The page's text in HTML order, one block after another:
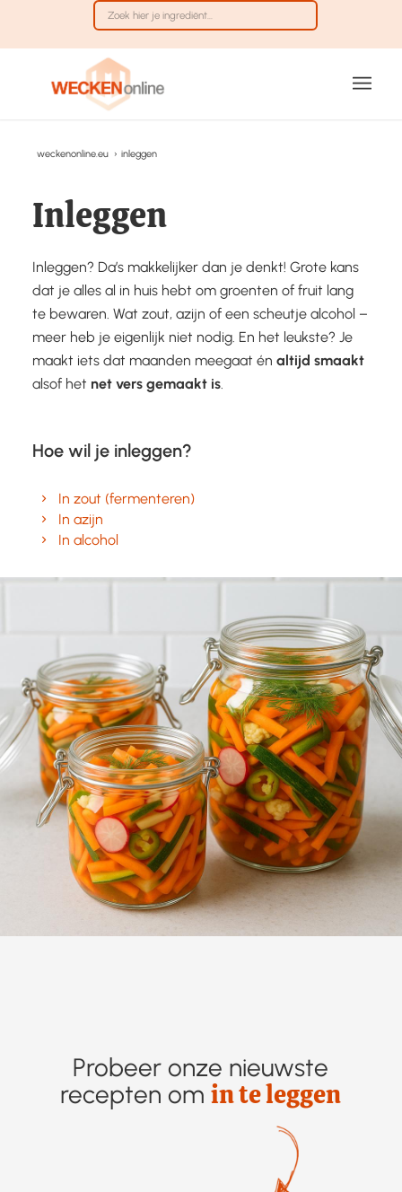
weckenonline.eu › inleggen
Inleggen
Inleggen? Da’s makkelijker dan je denkt! Grote kans
dat je alles al in huis hebt om groenten of fruit lang
te bewaren. Wat zout, azijn of een scheutje alcohol –
meer heb je eigenlijk niet nodig. En het leukste? Je
maakt iets dat maanden meegaat én altijd smaakt
alsof het net vers gemaakt is.
Hoe wil je inleggen?
In zout (fermenteren)
In azijn
In alcohol
Probeer onze nieuwste
recepten omin te leggen